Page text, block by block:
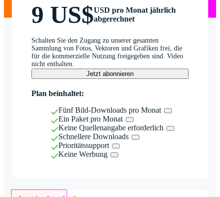
9 US$USD pro Monat jährlich
abgerechnet
Schalten Sie den Zugang zu unserer gesamten
Sammlung von Fotos, Vektoren und Grafiken frei, die
für die kommerzielle Nutzung freigegeben sind. Video
nicht enthalten.
Jetzt abonnieren
Plan beinhaltet:
Fünf Bild-Downloads pro Monat
Ein Paket pro Monat
Keine Quellenangabe erforderlich
Schnellere Downloads
Prioritätssupport
Keine Werbung
Jetzt im Angebot!